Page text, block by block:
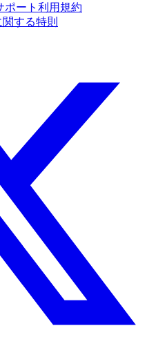
ポート利用規約
する特則